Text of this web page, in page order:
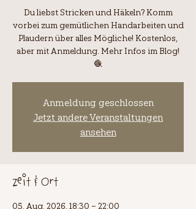
Du liebst Stricken und Häkeln? Komm
vorbei zum gemütlichen Handarbeiten und
Plaudern über alles Mögliche! Kostenlos,
aber mit Anmeldung. Mehr Infos im Blog!
🧶
Anmeldung geschlossen
Jetzt andere Veranstaltungen
ansehen
Zeit & Ort
05. Aug. 2026, 18:30 – 22:00